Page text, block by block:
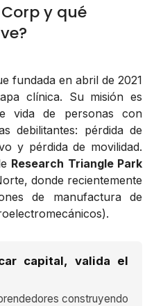
y qué
fundada en abril de 2021
clínica. Su misión es
vida de personas con
debilitantes: pérdida de
y pérdida de movilidad.
Research Triangle Park
donde recientemente
de manufactura de
capital, valida el
construyendo